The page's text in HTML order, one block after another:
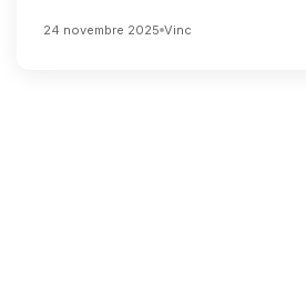
24 novembre 2025 Vinc